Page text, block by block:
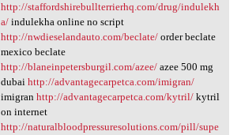
http://staffordshirebullterrierhq.com/drug/indulekh
a/indulekha online no script
http://nwdieselandauto.com/beclate/order beclate
mexico beclate
http://blaneinpetersburgil.com/azee/azee 500 mg
dubai http://advantagecarpetca.com/imigran/
imigran http://advantagecarpetca.com/kytril/kytril
on internet
http://naturalbloodpressuresolutions.com/pill/supe